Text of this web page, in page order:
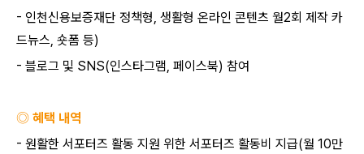
- 인천신용보증재단 정책형, 생활형 온라인 콘텐츠 월2회 제작 카
드뉴스, 숏폼 등)
- 블로그 및 SNS(인스타그램, 페이스북) 참여
◎ 혜택 내역
- 원활한 서포터즈 활동 지원 위한 서포터즈 활동비 지급(월 10만